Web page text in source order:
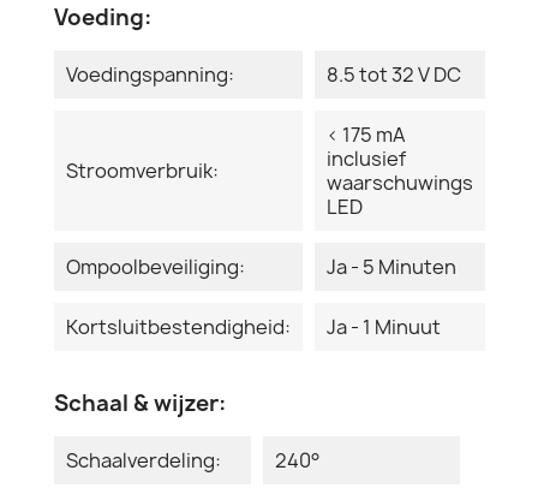
Voeding:
Voedingspanning: 8.5 tot 32 V DC
Stroomverbruik:
< 175 mA
inclusief
waarschuwings
LED
Ompoolbeveiliging: Ja - 5 Minuten
Kortsluitbestendigheid: Ja - 1 Minuut
Schaal & wijzer:
Schaalverdeling: 240°